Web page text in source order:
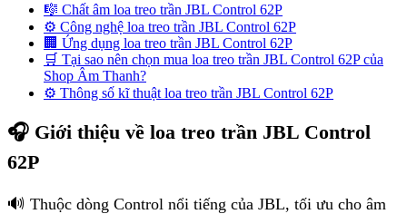
🎼 Chất âm loa treo trần JBL Control 62P
⚙️ Công nghệ loa treo trần JBL Control 62P
🏢 Ứng dụng loa treo trần JBL Control 62P
🛒 Tại sao nên chọn mua loa treo trần JBL Control 62P của
Shop Âm Thanh?
⚙️ Thông số kĩ thuật loa treo trần JBL Control 62P
🎧 Giới thiệu về loa treo trần JBL Control
62P
🔊 Thuộc dòng Control nổi tiếng của JBL, tối ưu cho âm